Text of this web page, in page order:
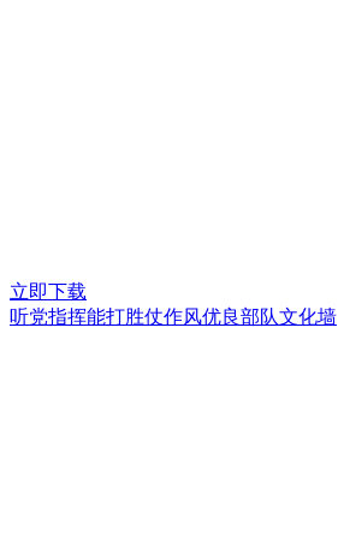
立即下载
听党指挥能打胜仗作风优良部队文化墙